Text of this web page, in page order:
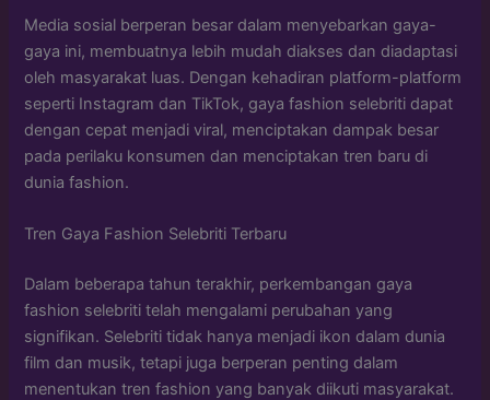
Media sosial berperan besar dalam menyebarkan gaya-
gaya ini, membuatnya lebih mudah diakses dan diadaptasi
oleh masyarakat luas. Dengan kehadiran platform-platform
seperti Instagram dan TikTok, gaya fashion selebriti dapat
dengan cepat menjadi viral, menciptakan dampak besar
pada perilaku konsumen dan menciptakan tren baru di
dunia fashion.
Tren Gaya Fashion Selebriti Terbaru
Dalam beberapa tahun terakhir, perkembangan gaya
fashion selebriti telah mengalami perubahan yang
signifikan. Selebriti tidak hanya menjadi ikon dalam dunia
film dan musik, tetapi juga berperan penting dalam
menentukan tren fashion yang banyak diikuti masyarakat.